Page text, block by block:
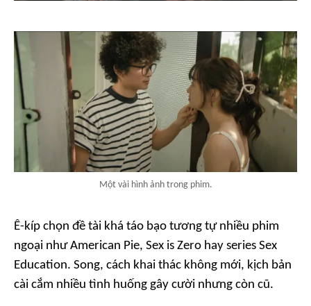
Một vài hình ảnh trong phim.
Ê-kíp chọn đề tài khá táo bạo tương tự nhiều phim
ngoại nhưAmerican Pie, Sex is Zero hay series Sex
Education. Song, cách khai thác không mới, kịch bản
cài cắm nhiều tình huống gây cười nhưng còn cũ.